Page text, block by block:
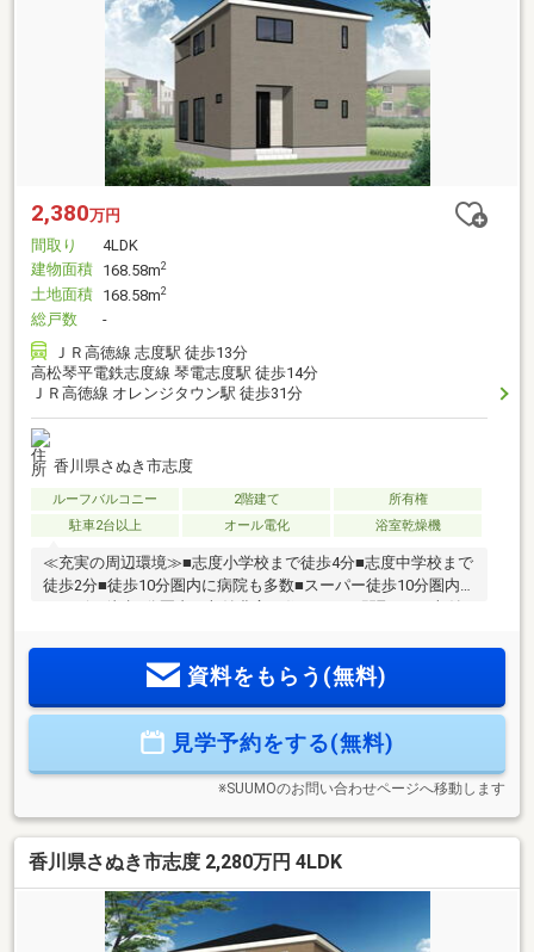
2,380万円
間取り
4LDK
建物面積 168.58m2
土地面積 168.58m2
総戸数
-
ＪＲ高徳線 志度駅 徒歩13分
高松琴平電鉄志度線 琴電志度駅 徒歩14分
ＪＲ高徳線 オレンジタウン駅 徒歩31分
香川県さぬき市志度
ルーフバルコニー 2階建て
所有権
駐車2台以上
オール電化 浴室乾燥機
≪充実の周辺環境≫■志度小学校まで徒歩4分■志度中学校まで
徒歩2分■徒歩10分圏内に病院も多数■スーパー徒歩10分圏内■
■雨でも安心のインナーバルコニー≪安心の住宅性能≫■高断
熱×耐震等級3×低価格の新築住宅!■住宅性能表示制度7項目で
資料をもらう(無料)
見学予約をする(無料)
※SUUMOのお問い合わせページへ移動します
香川県さぬき市志度 2,280万円 4LDK